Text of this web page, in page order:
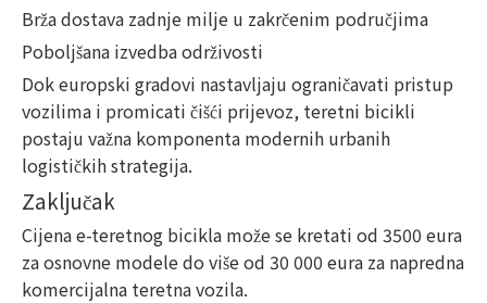
Brža dostava zadnje milje u zakrčenim područjima
Poboljšana izvedba održivosti
Dok europski gradovi nastavljaju ograničavati pristup
vozilima i promicati čišći prijevoz, teretni bicikli
postaju važna komponenta modernih urbanih
logističkih strategija.
Zaključak
Cijena e-teretnog bicikla može se kretati od 3500 eura
za osnovne modele do više od 30 000 eura za napredna
komercijalna teretna vozila.